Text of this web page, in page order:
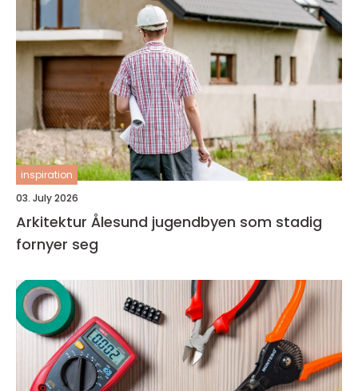
inspiration
03. July 2026
Arkitektur Ålesund jugendbyen som stadig
fornyer seg